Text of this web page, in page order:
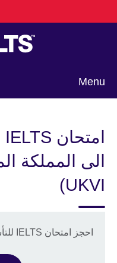
to
Menu
language
UKVI)
احجز امتحان IELTS للتأشيرات والهجرة في المغرب